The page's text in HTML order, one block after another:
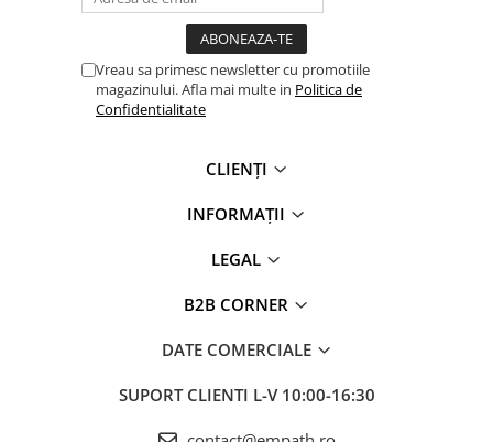
Vreau sa primesc newsletter cu promotiile
magazinului. Afla mai multe in Politica de
Confidentialitate
CLIENȚI
INFORMAȚII
LEGAL
B2B CORNER
DATE COMERCIALE
SUPORT CLIENTI L-V 10:00-16:30